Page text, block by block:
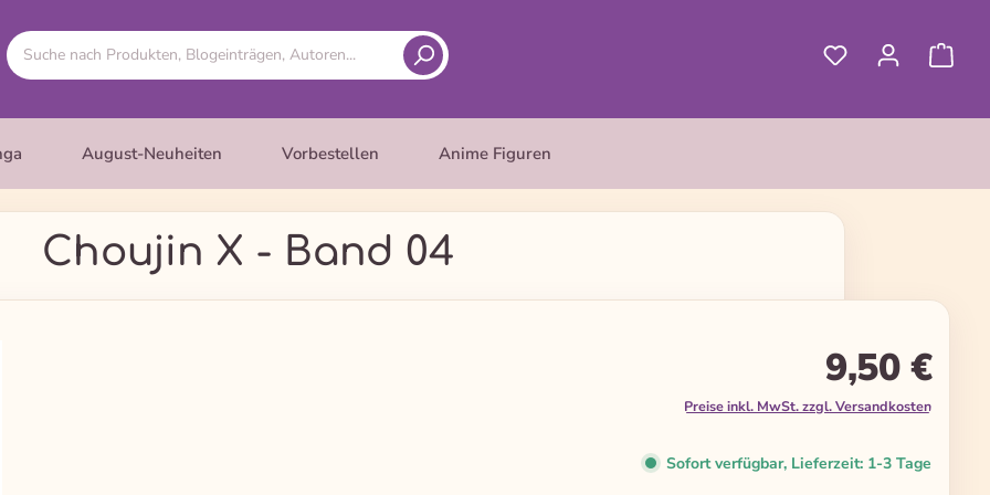
August-Neuheiten Vorbestellen Anime Figuren
Choujin X - Band 04
9,50 €
Preise inkl. MwSt. zzgl. Versandkosten
Sofort verfügbar, Lieferzeit: 1-3 Tage